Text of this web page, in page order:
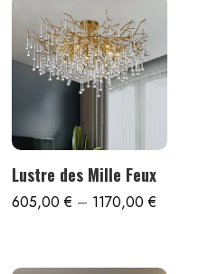
Lustre des Mille Feux
605,00€ – 1170,00€